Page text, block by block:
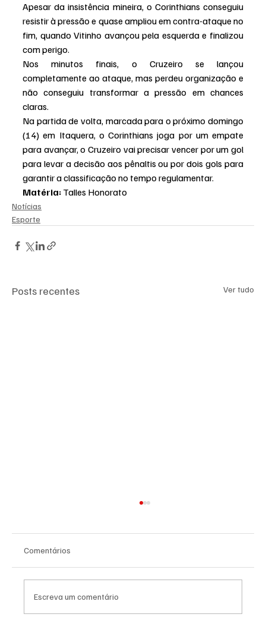
Apesar da insistência mineira, o Corinthians conseguiu
resistir à pressão e quase ampliou em contra-ataque no
fim, quando Vitinho avançou pela esquerda e finalizou
com perigo.
Nos minutos finais, o Cruzeiro se lançou
completamente ao ataque, mas perdeu organização e
não conseguiu transformar a pressão em chances
claras.
Na partida de volta, marcada para o próximo domingo
(14) em Itaquera, o Corinthians joga por um empate
para avançar, o Cruzeiro vai precisar vencer por um gol
para levar a decisão aos pênaltis ou por dois gols para
garantir a classificação no tempo regulamentar.
Matéria: Talles Honorato
Notícias
Esporte
Posts recentes Ver tudo
Comentários
Escreva um comentário